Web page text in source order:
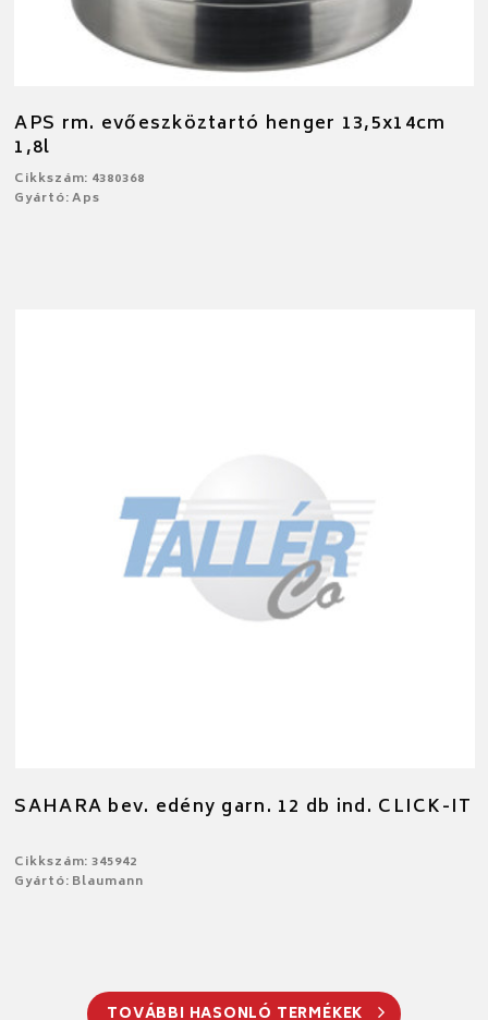
APS rm. evőeszköztartó henger 13,5x14cm
1,8l
Cikkszám: 4380368
Gyártó: Aps
SAHARA bev. edény garn. 12 db ind. CLICK-IT
Cikkszám: 345942
Gyártó: Blaumann
TOVÁBBI HASONLÓ TERMÉKEK